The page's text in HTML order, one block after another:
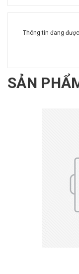
Thông tin đang
SẢN